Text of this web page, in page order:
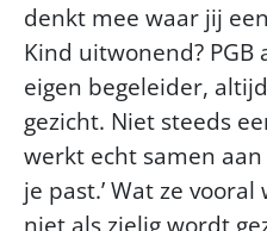
denkt mee waar jij
Kind uitwonend? PGB
eigen begeleider,
gezicht. Niet steeds
werkt echt samen
je past.’ Wat ze